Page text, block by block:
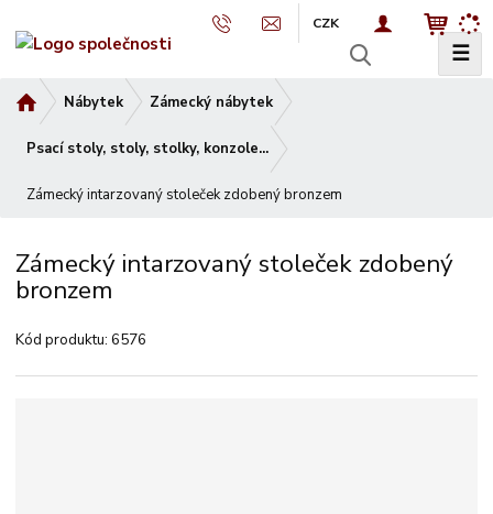
CZK
☰
v
o
n
t
r
n
Nábytek Zámecký nábytek
Psací stoly, stoly, stolky, konzole...
Zámecký intarzovaný stoleček zdobený bronzem
Zámecký intarzovaný stoleček zdobený
bronzem
Kód produktu:6576